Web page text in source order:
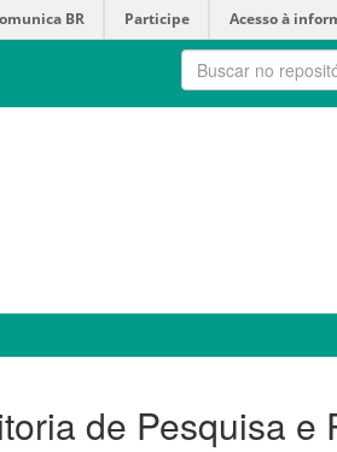
BR Participe Acesso à
de Pesquisa e